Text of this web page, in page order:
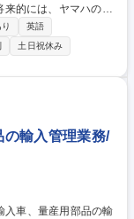
来的には、ヤマハの木
を期待しています。
サプライヤー開拓・
管理（現地での品質
採地・加工工場の確
用木材調達バイヤー
英語
土日祝休み
の輸入管理業務/